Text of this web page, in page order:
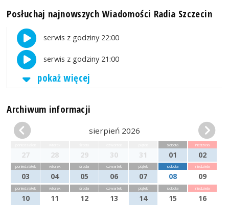
Posłuchaj najnowszych Wiadomości Radia Szczecin
serwis z godziny 22:00
serwis z godziny 21:00
pokaż więcej
Archiwum informacji
sierpień 2026
27 28 29 30 31
sobota
01
niedziela
02
poniedziałek
03
wtorek
04
środa
05
czwartek
06
piątek
07
sobota
08
niedziela
09
poniedziałek
10
wtorek
11
środa
12
czwartek
13
piątek
14
sobota
15
niedziela
16